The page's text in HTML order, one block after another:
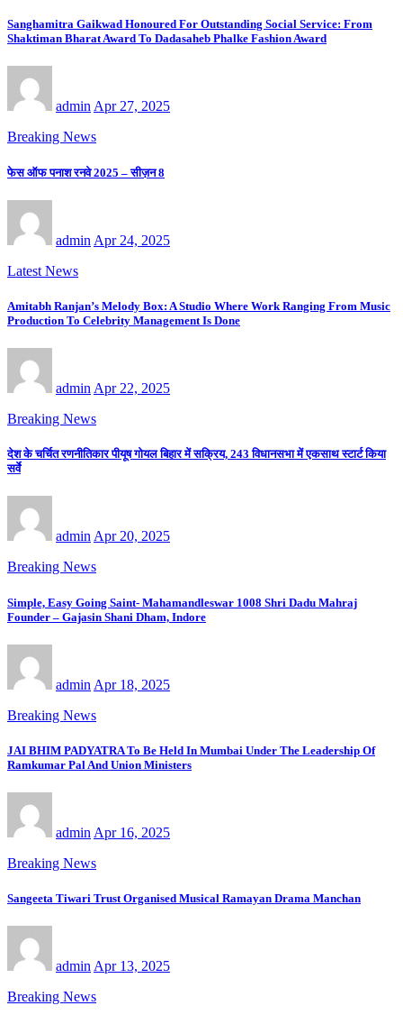
Sanghamitra Gaikwad Honoured For Outstanding Social Service: From
Shaktiman Bharat Award To Dadasaheb Phalke Fashion Award
adminApr 27, 2025
Breaking News
फेस ऑफ पनाश रनवे 2025 – सीज़न 8
admin Apr 24, 2025
Latest News
Amitabh Ranjan’s Melody Box: A Studio Where Work Ranging From Music
Production To Celebrity Management Is Done
admin Apr 22, 2025
Breaking News
देश के चर्चित रणनीतिकार पीयूष गोयल बिहार में सक्रिय, 243 विधानसभा में एकसाथ स्टार्ट किया
सर्वे
adminApr 20, 2025
Breaking News
Simple, Easy Going Saint- Mahamandleswar 1008 Shri Dadu Mahraj
Founder – Gajasin Shani Dham, Indore
admin Apr 18, 2025
Breaking News
JAI BHIM PADYATRA To Be Held In Mumbai Under The Leadership Of
Ramkumar Pal And Union Ministers
admin Apr 16, 2025
Breaking News
Sangeeta Tiwari Trust Organised Musical Ramayan Drama Manchan
adminApr 13, 2025
Breaking News